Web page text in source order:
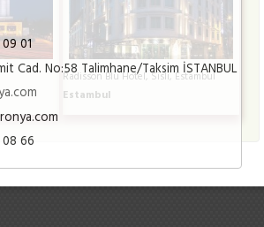
01
Cad. No:58 Talimhane/Taksim İSTANBUL
66
Radisson Blu Hotel, Sisli, Estambul
Estambul